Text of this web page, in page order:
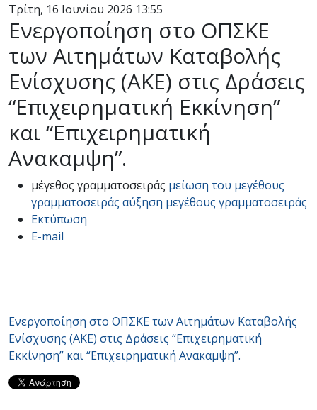
Τρίτη, 16 Ιουνίου 2026 13:55
Eνεργοποίηση στο ΟΠΣΚΕ
των Αιτημάτων Καταβολής
Ενίσχυσης (ΑΚΕ) στις Δράσεις
“Επιχειρηματική Εκκίνηση”
και “Επιχειρηματική
Ανακαμψη”.
μέγεθος γραμματοσειράς μείωση του μεγέθους
γραμματοσειράς αύξηση μεγέθους γραμματοσειράς
Εκτύπωση
E-mail
Eνεργοποίηση στο ΟΠΣΚΕ των Αιτημάτων Καταβολής
Ενίσχυσης (ΑΚΕ) στις Δράσεις “Επιχειρηματική
Εκκίνηση” και “Επιχειρηματική Ανακαμψη”.